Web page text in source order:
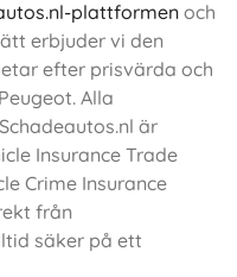
plattformenoch
erbjuder vi den
efter prisvärda och
Alla
är
Insurance Trade
Crime Insurance
från
säker på ett